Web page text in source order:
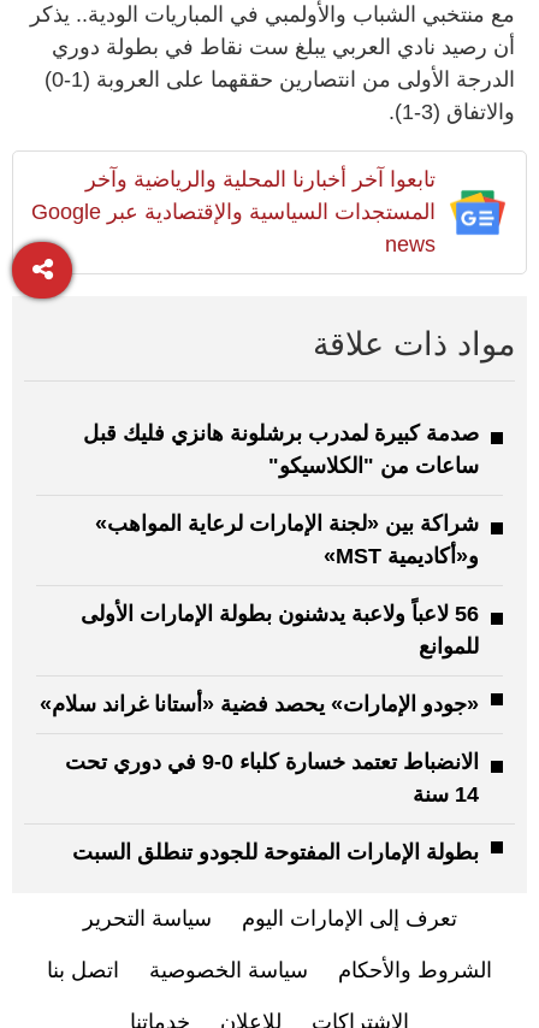
مع منتخبي الشباب والأولمبي في المباريات الودية.. يذكر
أن رصيد نادي العربي يبلغ ست نقاط في بطولة دوري
الدرجة الأولى من انتصارين حققهما على العروبة (1-0)
والاتفاق (3-1).
تابعوا آخر أخبارنا المحلية والرياضية وآخر
المستجدات السياسية والإقتصادية عبر Google
news
مواد ذات علاقة
صدمة كبيرة لمدرب برشلونة هانزي فليك قبل
ساعات من "الكلاسيكو"
شراكة بين «لجنة الإمارات لرعاية المواهب»
و«أكاديمية MST»
56 لاعباً ولاعبة يدشنون بطولة الإمارات الأولى
للموانع
«جودو الإمارات» يحصد فضية «أستانا غراند سلام»
الانضباط تعتمد خسارة كلباء 0-9 في دوري تحت
14 سنة
بطولة الإمارات المفتوحة للجودو تنطلق السبت
تعرف إلى الإمارات اليوم سياسة التحرير
الشروط والأحكام سياسة الخصوصية اتصل بنا
الاشتراكات للإعلان خدماتنا